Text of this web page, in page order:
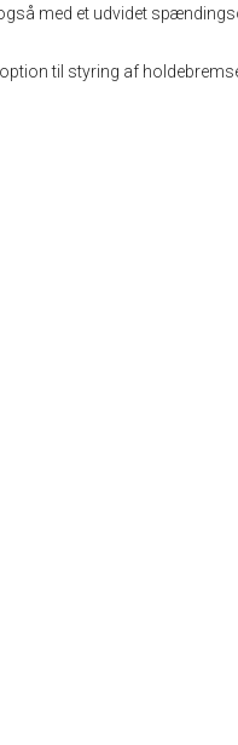
med et udvidet
til styring af